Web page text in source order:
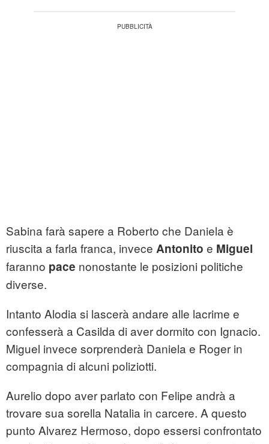
Sabina farà sapere a Roberto che Daniela è
riuscita a farla franca, invece Antonito e Miguel
faranno pace nonostante le posizioni politiche
diverse.
Intanto Alodia si lascerà andare alle lacrime e
confesserà a Casilda di aver dormito con Ignacio.
Miguel invece sorprenderà Daniela e Roger in
compagnia di alcuni poliziotti.
Aurelio dopo aver parlato con Felipe andrà a
trovare sua sorella Natalia in carcere. A questo
punto Alvarez Hermoso, dopo essersi confrontato